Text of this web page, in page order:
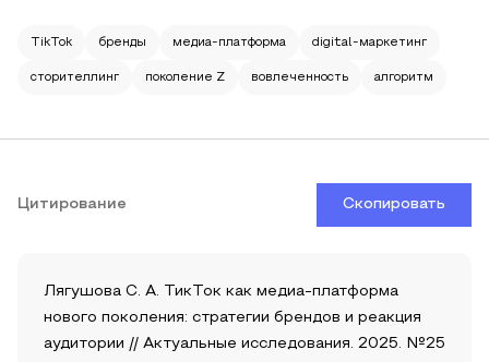
TikTok бренды медиа-платформа digital-маркетинг
сторителлинг поколение Z вовлеченность алгоритм
Цитирование Скопировать
Лягушова С. А. ТикТок как медиа-платформа
нового поколения: стратегии брендов и реакция
аудитории // Актуальные исследования. 2025. №25